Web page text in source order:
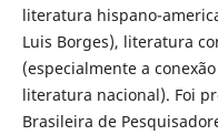
literatura hispano-
Luis Borges), literatura
(especialmente a
literatura nacional). Foi
Brasileira de